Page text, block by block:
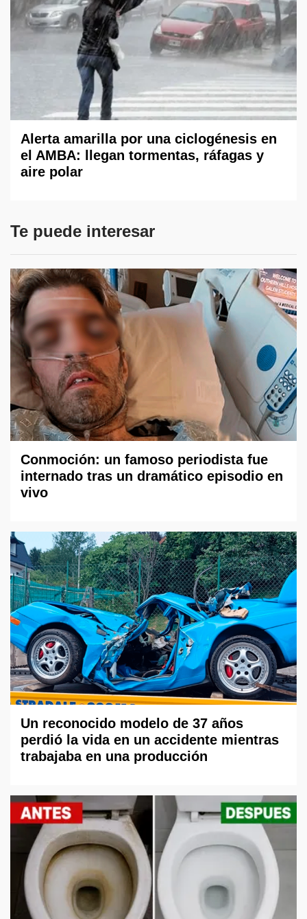
Alerta amarilla por una ciclogénesis en
el AMBA: llegan tormentas, ráfagas y
aire polar
Te puede interesar
Conmoción: un famoso periodista fue
internado tras un dramático episodio en
vivo
Un reconocido modelo de 37 años
perdió la vida en un accidente mientras
trabajaba en una producción